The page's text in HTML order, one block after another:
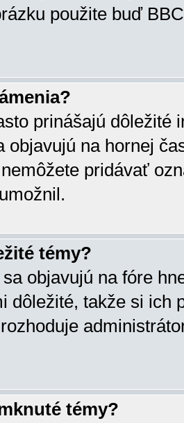
použite buď
prinášajú dôležité
objavujú na hornej
pridávať
témy?
objavujú na fóre
dôležité, takže si ich
témy?